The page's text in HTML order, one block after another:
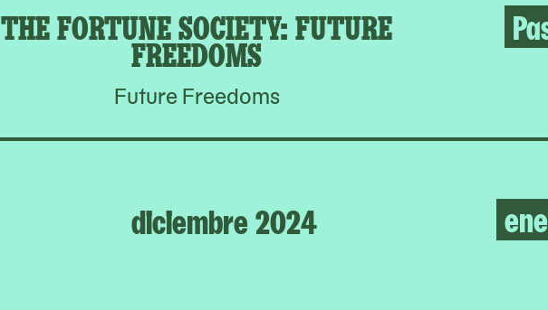
THE FORTUNE SOCIETY: FUTURE
FREEDOMS
Future Freedoms
diciembre 2024